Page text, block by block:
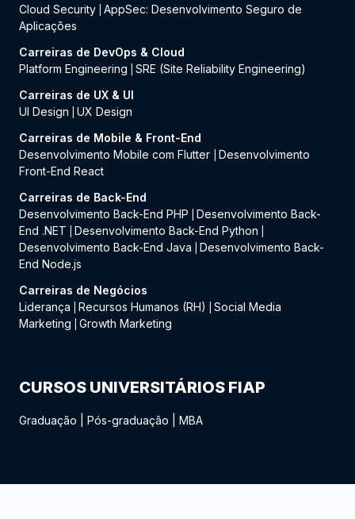
Cloud Security AppSec: Desenvolvimento Seguro de
Aplicações
Carreiras de DevOps & Cloud
Platform Engineering
SRE (Site Reliability Engineering)
Carreiras de UX & UI
UI Design
UX Design
Carreiras de Mobile & Front-End
Desenvolvimento Mobile com Flutter
Desenvolvimento
Front-End React
Carreiras de Back-End
Desenvolvimento Back-End PHP
Desenvolvimento Back-
End .NET
Desenvolvimento Back-End Python
Desenvolvimento Back-End Java
Desenvolvimento Back-
End Node.js
Carreiras de Negócios
Liderança
Recursos Humanos (RH)
Social Media
Marketing
Growth Marketing
CURSOS UNIVERSITÁRIOS FIAP
Graduação Pós-graduação MBA